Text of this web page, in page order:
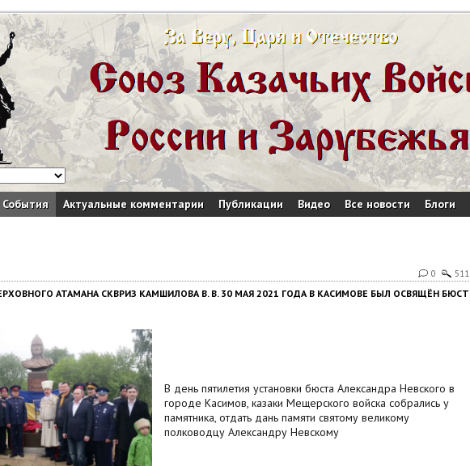
События Актуальные комментарии Публикации Видео Все новости Блоги
0 511
АТАМАНА СКВРИЗ КАМШИЛОВА В. В. 30 МАЯ 2021 ГОДА В КАСИМОВЕ БЫЛ ОСВЯЩЁН БЮСТ
В день пятилетия установки бюста Александра Невского в
городе Касимов, казаки Мещерского войска собрались у
памятника, отдать дань памяти святому великому
полководцу Александру Невскому